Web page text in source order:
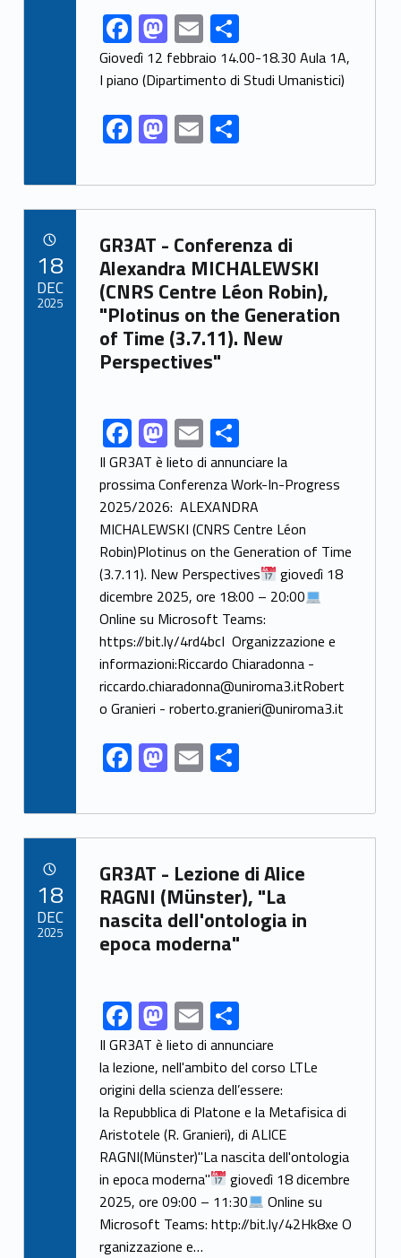
Link identifier share facebook archive #share-link-archive-30377F
ac
e
b
o
k
M
as
to
d
o
E
m
ai
l
S
h
ar
e
Giovedì 12 febbraio 14.00-18.30 Aula 1A,
I piano (Dipartimento di Studi Umanistici)
F
ac
e
b
o
o
k
M
as
to
d
o
n
E
m
ai
l
S
ar
e
Link identifier archive #link-archive-79675
GR3AT - Conferenza di
Alexandra MICHALEWSKI
(CNRS Centre Léon Robin),
"Plotinus on the Generation
of Time (3.7.11). New
Perspectives"
Link identifier share facebook archive #share-link-archive-96800F
ac
e
b
o
o
k
M
as
to
d
o
n
E
m
ai
l
S
h
ar
e
Il GR3AT è lieto di annunciare la
prossima Conferenza Work-In-Progress
2025/2026: ALEXANDRA
MICHALEWSKI (CNRS Centre Léon
Robin)Plotinus on the Generation of Time
(3.7.11). New Perspectives
giovedì 18
dicembre 2025, ore 18:00 – 20:00
Online su Microsoft Teams:
https://bit.ly/4rd4bcI Organizzazione e
informazioni:Riccardo Chiaradonna -
riccardo.chiaradonna@uniroma3.itRobert
o Granieri - roberto.granieri@uniroma3.it
F
ac
e
b
o
o
k
M
as
to
d
o
n
E
m
ai
l
S
ar
e
18
DEC
2025
Link identifier archive #link-archive-93273
GR3AT - Lezione di Alice
RAGNI (Münster), "La
nascita dell'ontologia in
epoca moderna"
Link identifier share facebook archive #share-link-archive-65846F
ac
e
b
o
o
k
M
as
to
d
o
n
E
m
ai
l
S
h
ar
e
Il GR3AT è lieto di annunciare
la lezione, nell'ambito del corso LTLe
origini della scienza dell’essere:
la Repubblica di Platone e la Metafisica di
Aristotele (R. Granieri), di ALICE
RAGNI(Münster)"La nascita dell'ontologia
in epoca moderna"
giovedì 18 dicembre
2025, ore 09:00 – 11:30
Online su
Microsoft Teams: http://bit.ly/42Hk8xe O
rganizzazione e…
18
DEC
2025